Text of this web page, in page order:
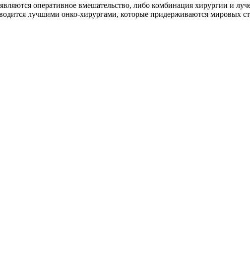
оперативное вмешательство, либо комбинация хирургии и
лучшими онко-хирургами, которые придерживаются мировых